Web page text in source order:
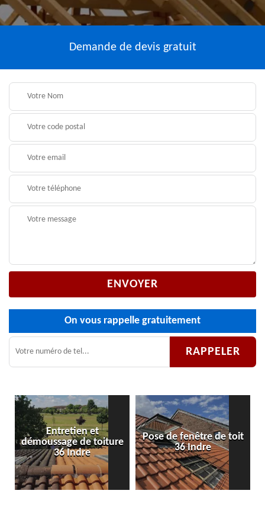
Demande de devis gratuit
On vous rappelle gratuitement
Entretien et
démoussage de toiture
36 Indre
Pose de fenêtre de toit
36 Indre